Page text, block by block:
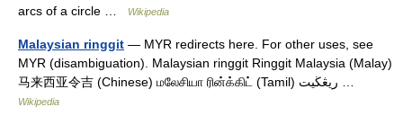
arcs of a circle …
Wikipedia
Malaysian ringgit — MYR redirects here. For other uses, see
MYR (disambiguation). Malaysian ringgit Ringgit Malaysia (Malay)
Wikipedia